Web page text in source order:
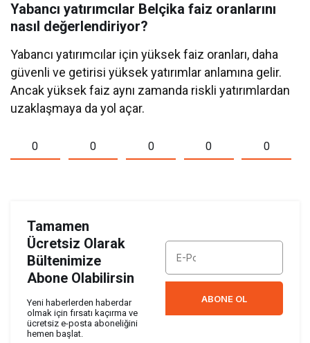
Yabancı yatırımcılar Belçika faiz oranlarını
nasıl değerlendiriyor?
Yabancı yatırımcılar için yüksek faiz oranları, daha
güvenli ve getirisi yüksek yatırımlar anlamına gelir.
Ancak yüksek faiz aynı zamanda riskli yatırımlardan
uzaklaşmaya da yol açar.
0 0 0 0 0
Tamamen
Ücretsiz Olarak
Bültenimize
Abone Olabilirsin
Yeni haberlerden haberdar
olmak için fırsatı kaçırma ve
ücretsiz e-posta aboneliğini
hemen başlat.
ABONE OL